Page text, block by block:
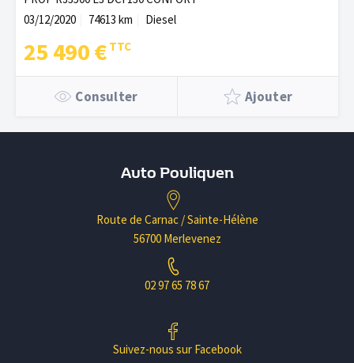
03/12/2020
74613 km Diesel
25 490 €
Consulter Ajouter
Auto Pouliquen
Route de Carnac / Sainte-Hélène
56700 Merlevenez
02 97 65 78 67
Suivez-nous sur Facebook